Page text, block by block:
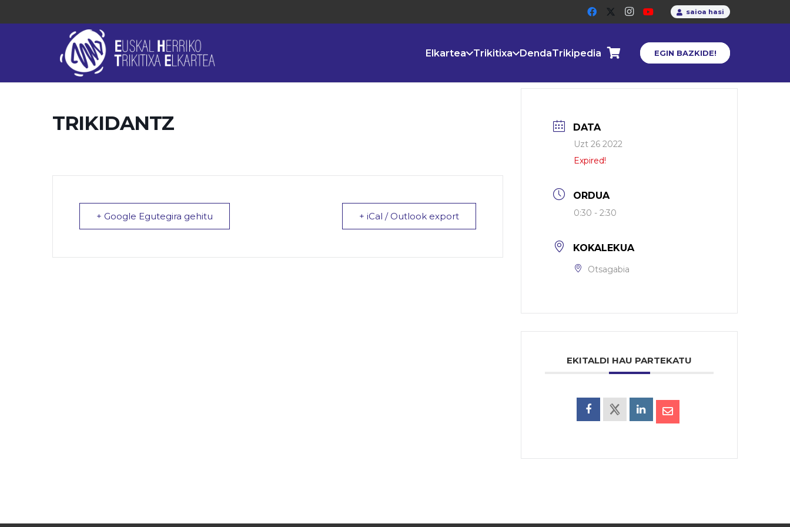
saioa hasi
Elkartea Trikitixa DendaTrikipedia EGIN BAZKIDE!
TRIKIDANTZ
+ Google Egutegira gehitu + iCal / Outlook export
DATA
Uzt 26 2022
Expired!
ORDUA
0:30 - 2:30
KOKALEKUA
Otsagabia
EKITALDI HAU PARTEKATU